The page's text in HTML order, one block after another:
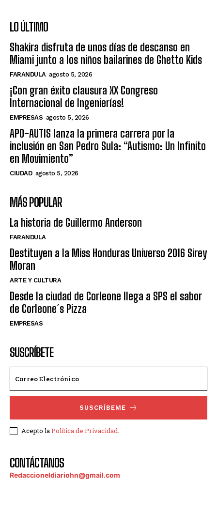
LO ÚLTIMO
Shakira disfruta de unos días de descanso en
Miami junto a los niños bailarines de Ghetto Kids
FARANDULA agosto 5, 2026
¡Con gran éxito clausura XX Congreso
Internacional de Ingenierías!
EMPRESAS agosto 5, 2026
APO-AUTIS lanza la primera carrera por la
inclusión en San Pedro Sula: “Autismo: Un Infinito
en Movimiento”
CIUDAD agosto 5, 2026
MÁS POPULAR
La historia de Guillermo Anderson
FARANDULA
Destituyen a la Miss Honduras Universo 2016 Sirey
Moran
ARTE Y CULTURA
Desde la ciudad de Corleone llega a SPS el sabor
de Corleone´s Pizza
EMPRESAS
SUSCRÍBETE
SUSCRÍBEME
Acepto la Política de Privacidad
CONTÁCTANOS
Redaccioneldiariohn@gmail.com